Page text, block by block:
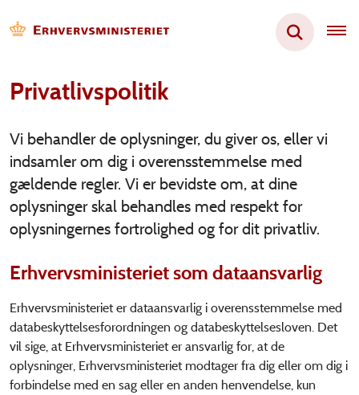
Privatlivspolitik
Vi behandler de oplysninger, du giver os, eller vi
indsamler om dig i overensstemmelse med
gældende regler. Vi er bevidste om, at dine
oplysninger skal behandles med respekt for
oplysningernes fortrolighed og for dit privatliv.
Erhvervsministeriet som dataansvarlig
Erhvervsministeriet er dataansvarlig i overensstemmelse med
databeskyttelsesforordningen og databeskyttelsesloven. Det
vil sige, at Erhvervsministeriet er ansvarlig for, at de
oplysninger, Erhvervsministeriet modtager fra dig eller om dig i
forbindelse med en sag eller en anden henvendelse, kun